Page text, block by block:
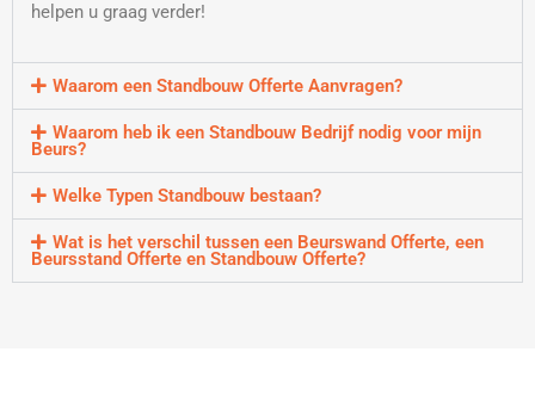
helpen u graag verder!
Waarom een Standbouw Offerte Aanvragen?
Waarom heb ik een Standbouw Bedrijf nodig voor mijn
Beurs?
Welke Typen Standbouw bestaan?
Wat is het verschil tussen een Beurswand Offerte, een
Beursstand Offerte en Standbouw Offerte?